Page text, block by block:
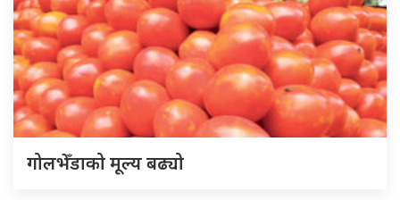
गोलभेँडाको मूल्य बढ्यो